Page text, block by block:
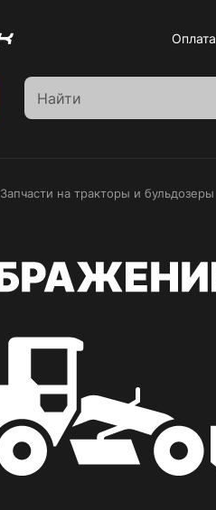
Оплата
Запчасти на тракторы и бульдозеры